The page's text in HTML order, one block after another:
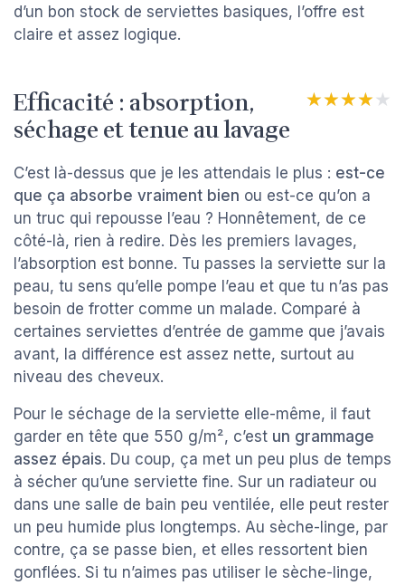
d’un bon stock de serviettes basiques, l’offre est
claire et assez logique.
Efficacité : absorption,
séchage et tenue au lavage
★★★★★
★★★★★
C’est là-dessus que je les attendais le plus : est-ce
que ça absorbe vraiment bien ou est-ce qu’on a
un truc qui repousse l’eau ? Honnêtement, de ce
côté-là, rien à redire. Dès les premiers lavages,
l’absorption est bonne. Tu passes la serviette sur la
peau, tu sens qu’elle pompe l’eau et que tu n’as pas
besoin de frotter comme un malade. Comparé à
certaines serviettes d’entrée de gamme que j’avais
avant, la différence est assez nette, surtout au
niveau des cheveux.
Pour le séchage de la serviette elle-même, il faut
garder en tête que 550 g/m², c’est un grammage
assez épais. Du coup, ça met un peu plus de temps
à sécher qu’une serviette fine. Sur un radiateur ou
dans une salle de bain peu ventilée, elle peut rester
un peu humide plus longtemps. Au sèche-linge, par
contre, ça se passe bien, et elles ressortent bien
gonflées. Si tu n’aimes pas utiliser le sèche-linge,